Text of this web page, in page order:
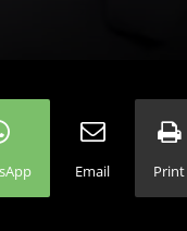
Email Print